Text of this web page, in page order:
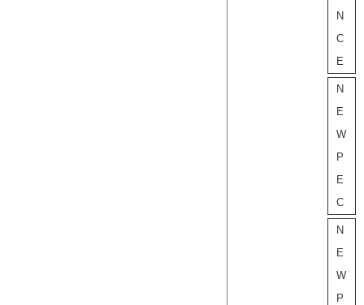
N
C
E
N
E
W
P
E
C
N
E
W
P